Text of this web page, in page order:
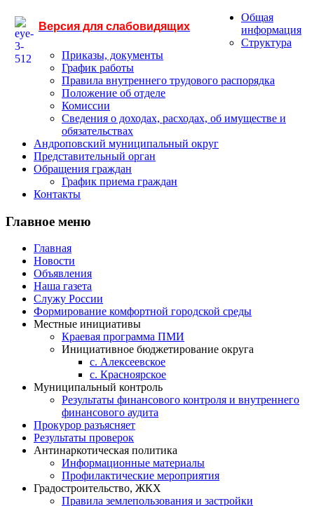
Версия для слабовидящих
Общая
информация
Структура
Приказы, документы
График работы
Правила внутреннего трудового распорядка
Положение об отделе
Комиссии
Сведения о доходах, расходах, об имуществе и
обязательствах
Андроповский муниципальный округ
Представительный орган
Обращения граждан
График приема граждан
Контакты
Главное меню
Главная
Новости
Объявления
Наша газета
Служу России
Формирование комфортной городской среды
Местные инициативы
Краевая программа ПМИ
Инициативное бюджетирование округа
с. Алексеевское
с. Красноярское
Муниципальный контроль
Результаты финансового контроля и внутреннего
финансового аудита
Прокурор разъясняет
Результаты проверок
Антинаркотическая политика
Информационные материалы
Профилактические мероприятия
Градостроительство, ЖКХ
Правила землепользования и застройки